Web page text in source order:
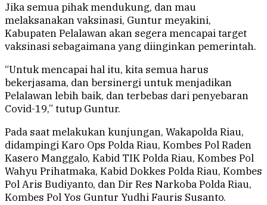
Jika semua pihak mendukung, dan mau
melaksanakan vaksinasi, Guntur meyakini,
Kabupaten Pelalawan akan segera mencapai target
vaksinasi sebagaimana yang diinginkan pemerintah.
“Untuk mencapai hal itu, kita semua harus
bekerjasama, dan bersinergi untuk menjadikan
Pelalawan lebih baik, dan terbebas dari penyebaran
Covid-19,” tutup Guntur.
Pada saat melakukan kunjungan, Wakapolda Riau,
didampingi Karo Ops Polda Riau, Kombes Pol Raden
Kasero Manggalo, Kabid TIK Polda Riau, Kombes Pol
Wahyu Prihatmaka, Kabid Dokkes Polda Riau, Kombes
Pol Aris Budiyanto, dan Dir Res Narkoba Polda Riau,
Kombes Pol Yos Guntur Yudhi Fauris Susanto.